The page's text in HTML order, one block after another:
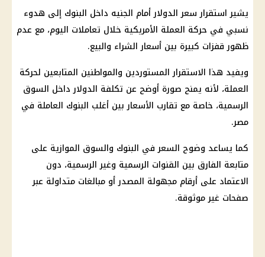
يشير استقرارسعر الدولار أمام الجنيه داخل البنوك إلى هدوء
نسبي في حركة العملة الأمريكية خلال تعاملات اليوم، مع عدم
ظهور قفزات كبيرة بين أسعار الشراء والبيع.
ويفيد هذا الاستقرار المستوردين والمواطنين المتابعين لحركة
العملة، لأنه يمنح صورة أوضح عن تكلفة الدولارداخل السوق
الرسمية، خاصة مع تقارب الأسعار بين أغلب البنوك العاملة في
مصر.
كما يساعد وضوح السعر في البنوك والسوق الموازية على
متابعة الفارق بين القنوات الرسمية وغير الرسمية، دون
الاعتماد على أرقام مجهولة المصدر أو مبالغات متداولة عبر
صفحات غير موثوقة.